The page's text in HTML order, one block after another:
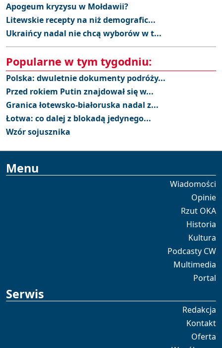
Apogeum kryzysu w Mołdawii?
Litewskie recepty na niż demografic...
Ukraińcy nadal nie chcą wyborów w t...
Popularne w tym tygodniu:
Polska: dwuletnie dokumenty podróży...
Przed rokiem Putin znajdował się w...
Granica łotewsko-białoruska nadal z...
Łotwa: co dalej z blokadą jedynego...
Wzór sojusznika
Menu
Wiadomości
Opinie
Rzut OKA
Historia
Kultura
Podcasty CW
Multimedia
Portal
Serwis
Redakcja
Kontakt
Oferta